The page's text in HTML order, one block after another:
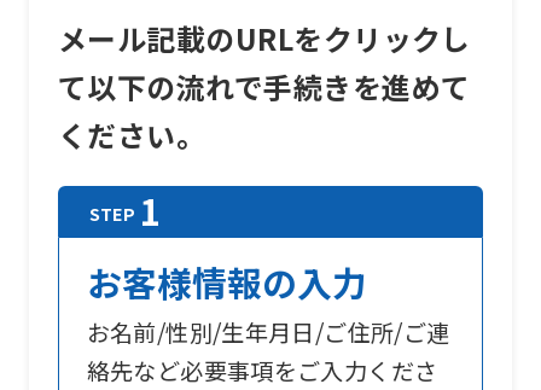
メール記載のURLをクリックし
て以下の流れで手続きを進めて
ください。
お客様情報の入力
お名前/性別/生年月日/ご住所/ご連
絡先など必要事項をご入力くださ